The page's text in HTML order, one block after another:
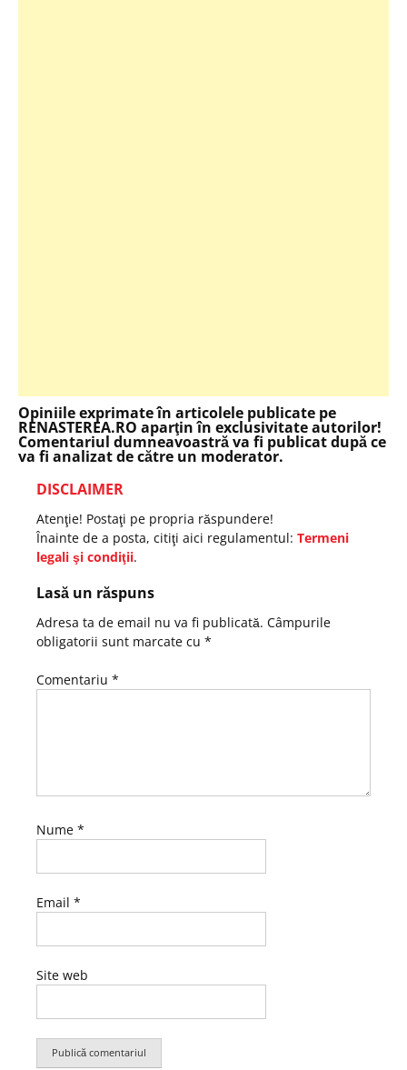
Opiniile exprimate în articolele publicate pe
RENASTEREA.RO aparţin în exclusivitate autorilor!
Comentariul dumneavoastră va fi publicat după ce
va fi analizat de către un moderator.
DISCLAIMER
Atenţie! Postaţi pe propria răspundere!
Înainte de a posta, citiţi aici regulamentul: Termeni
legali şi condiţii.
Lasă un răspuns
Adresa ta de email nu va fi publicată. Câmpurile
obligatorii sunt marcate cu *
Comentariu *
Nume *
Email *
Site web